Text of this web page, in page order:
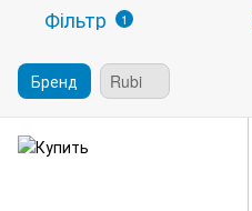
Фільтр 1
Бренд Rubi